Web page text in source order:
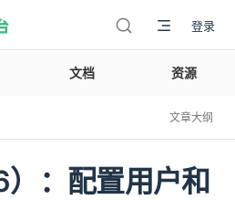
登录
文档 资源
文章大纲
：配置用户和